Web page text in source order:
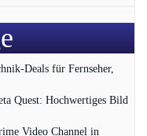
Deals für Fernseher,
Quest: Hochwertiges Bild
Video Channel in